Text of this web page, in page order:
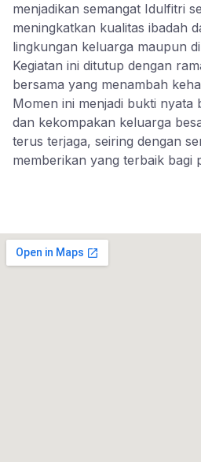
menjadikan semangat Idulfitri
meningkatkan kualitas ibadah
lingkungan keluarga maupun
Kegiatan ini ditutup dengan
bersama yang menambah
Momen ini menjadi bukti nyata
dan kekompakan keluarga
terus terjaga, seiring dengan
memberikan yang terbaik bagi